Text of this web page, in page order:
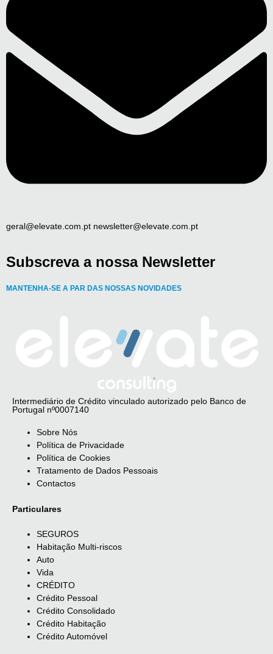
geral@elevate.com.pt newsletter@elevate.com.pt
Subscreva a nossa Newsletter
MANTENHA-SE A PAR DAS NOSSAS NOVIDADES
Intermediário de Crédito vinculado autorizado pelo Banco de
Portugal nº0007140
Sobre Nós
Política de Privacidade
Política de Cookies
Tratamento de Dados Pessoais
Contactos
Particulares
SEGUROS
Habitação Multi-riscos
Auto
Vida
CRÉDITO
Crédito Pessoal
Crédito Consolidado
Crédito Habitação
Crédito Automóvel